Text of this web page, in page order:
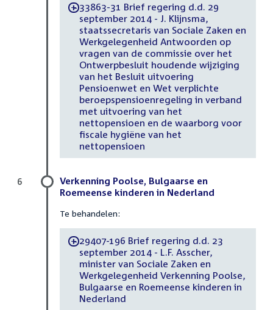
-33863-31 Brief regering d.d. 29
september 2014 - J. Klijnsma,
staatssecretaris van Sociale Zaken en
Werkgelegenheid Antwoorden op
vragen van de commissie over het
Ontwerpbesluit houdende wijziging
van het Besluit uitvoering
Pensioenwet en Wet verplichte
beroepspensioenregeling in verband
met uitvoering van het
nettopensioen en de waarborg voor
fiscale hygiëne van het
nettopensioen
Verkenning Poolse, Bulgaarse en
Roemeense kinderen in Nederland
Te behandelen:
-29407-196 Brief regering d.d. 23
september 2014 - L.F. Asscher,
minister van Sociale Zaken en
Werkgelegenheid Verkenning Poolse,
Bulgaarse en Roemeense kinderen in
Nederland
6